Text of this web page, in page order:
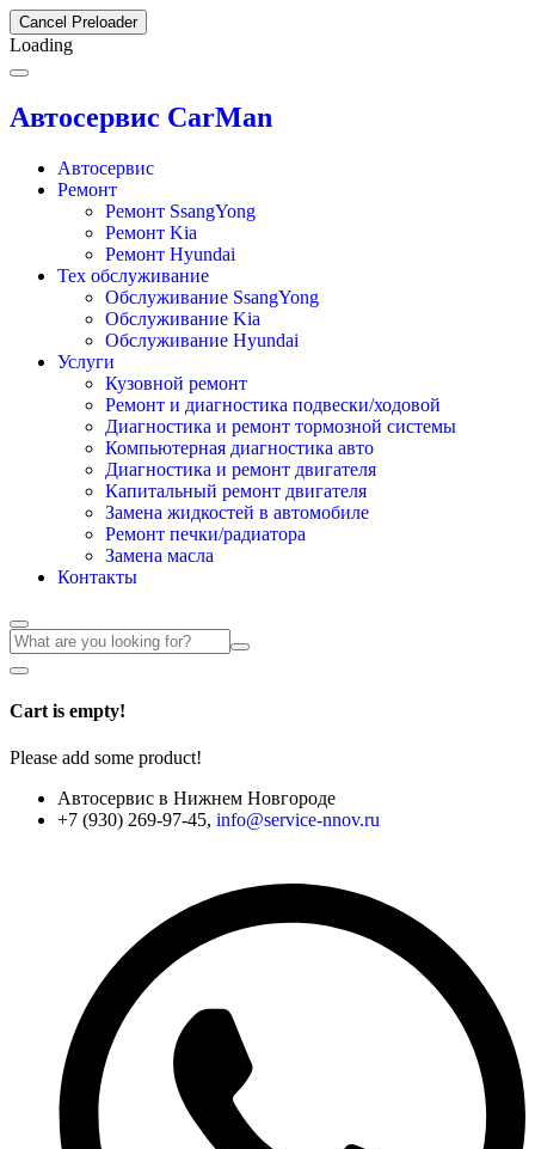
Cancel Preloader
Loading
Автосервис CarMan
Автосервис
Ремонт
Ремонт SsangYong
Ремонт Kia
Ремонт Hyundai
Тех обслуживание
Обслуживание SsangYong
Обслуживание Kia
Обслуживание Hyundai
Услуги
Кузовной ремонт
Ремонт и диагностика подвески/ходовой
Диагностика и ремонт тормозной системы
Компьютерная диагностика авто
Диагностика и ремонт двигателя
Капитальный ремонт двигателя
Замена жидкостей в автомобиле
Ремонт печки/радиатора
Замена масла
Контакты
Cart is empty!
Please add some product!
Автосервис в Нижнем Новгороде
+7 (930) 269-97-45, info@service-nnov.ru